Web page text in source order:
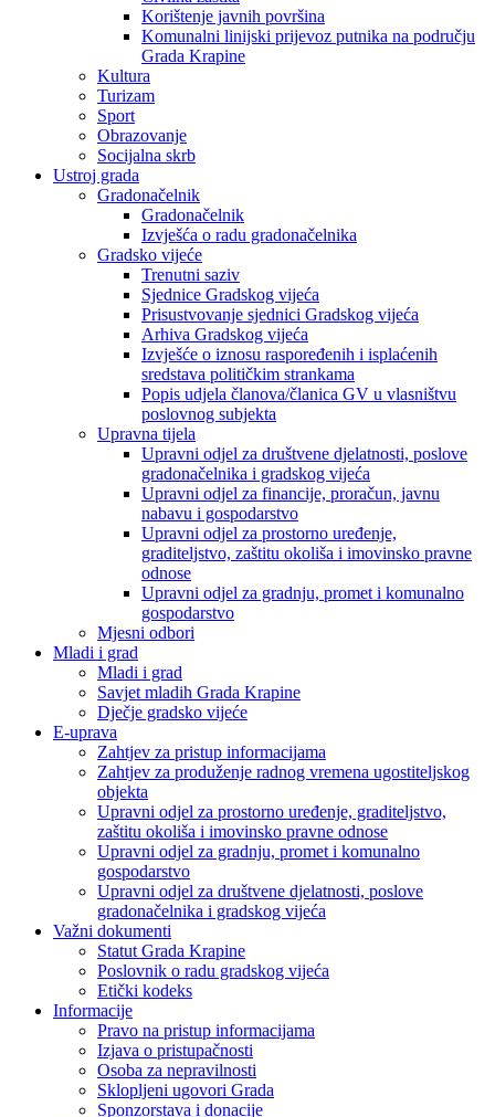
Korištenje javnih površina
Komunalni linijski prijevoz putnika na području
Grada Krapine
Kultura
Turizam
Sport
Obrazovanje
Socijalna skrb
Ustroj grada
Gradonačelnik
Gradonačelnik
Izvješća o radu gradonačelnika
Gradsko vijeće
Trenutni saziv
Sjednice Gradskog vijeća
Prisustvovanje sjednici Gradskog vijeća
Arhiva Gradskog vijeća
Izvješće o iznosu raspoređenih i isplaćenih
sredstava političkim strankama
Popis udjela članova/članica GV u vlasništvu
poslovnog subjekta
Upravna tijela
Upravni odjel za društvene djelatnosti, poslove
gradonačelnika i gradskog vijeća
Upravni odjel za financije, proračun, javnu
nabavu i gospodarstvo
Upravni odjel za prostorno uređenje,
graditeljstvo, zaštitu okoliša i imovinsko pravne
odnose
Upravni odjel za gradnju, promet i komunalno
gospodarstvo
Mjesni odbori
Mladi i grad
Mladi i grad
Savjet mladih Grada Krapine
Dječje gradsko vijeće
E-uprava
Zahtjev za pristup informacijama
Zahtjev za produženje radnog vremena ugostiteljskog
objekta
Upravni odjel za prostorno uređenje, graditeljstvo,
zaštitu okoliša i imovinsko pravne odnose
Upravni odjel za gradnju, promet i komunalno
gospodarstvo
Upravni odjel za društvene djelatnosti, poslove
gradonačelnika i gradskog vijeća
Važni dokumenti
Statut Grada Krapine
Poslovnik o radu gradskog vijeća
Etički kodeks
Informacije
Pravo na pristup informacijama
Izjava o pristupačnosti
Osoba za nepravilnosti
Sklopljeni ugovori Grada
Sponzorstava i donacije